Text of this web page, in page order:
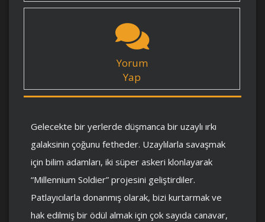
Yorum
Yap
Gelecekte bir yerlerde düşmanca bir uzaylı ırkı
galaksinin çoğunu fetheder. Uzaylılarla savaşmak
için bilim adamları, iki süper askeri klonlayarak
“Millennium Soldier” projesini geliştirdiler.
Patlayıcılarla donanmış olarak, bizi kurtarmak ve
hak edilmiş bir ödül almak için çok sayıda canavar,